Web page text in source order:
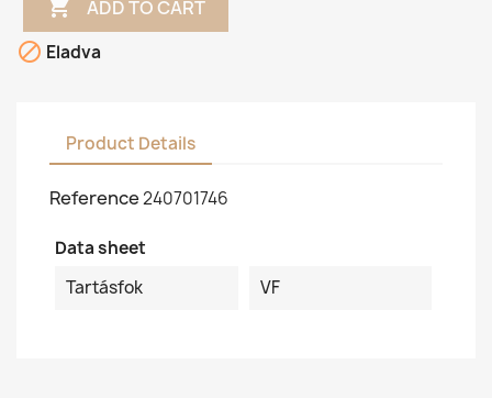
 ADD TO CART
 Eladva
Product Details
Reference240701746
Data sheet
Tartásfok
VF